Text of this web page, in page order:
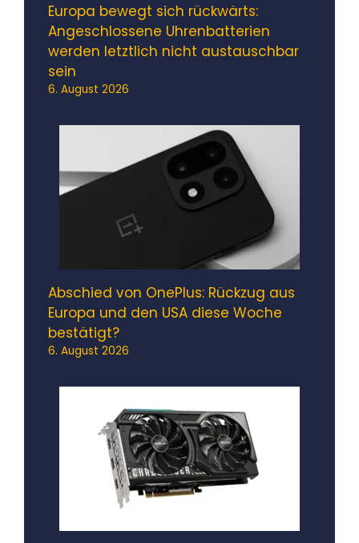
Europa bewegt sich rückwärts:
Angeschlossene Uhrenbatterien
werden letztlich nicht austauschbar
sein
6. August 2026
Abschied von OnePlus: Rückzug aus
Europa und den USA diese Woche
bestätigt?
6. August 2026